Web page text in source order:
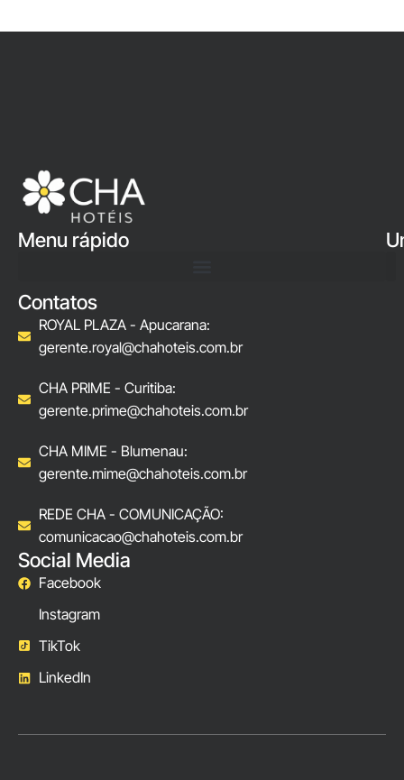
Menu rápido
Contatos
ROYAL PLAZA - Apucarana:
gerente.royal@chahoteis.com.br
CHA PRIME - Curitiba:
gerente.prime@chahoteis.com.br
CHA MIME - Blumenau:
gerente.mime@chahoteis.com.br
REDE CHA - COMUNICAÇÃO:
comunicacao@chahoteis.com.br
Social Media
Facebook
Instagram
TikTok
LinkedIn